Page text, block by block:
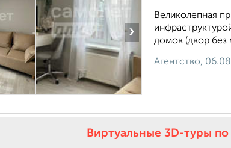
›
Великолепная
домов (двор без
Агентство,
Виртуальные 3D-туры